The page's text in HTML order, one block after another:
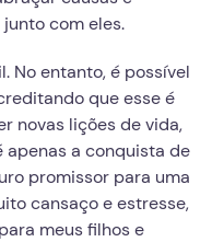
com eles.
No entanto, é possível
que esse é
novas lições de vida,
apenas a conquista de
promissor para uma
cansaço e estresse,
meus filhos e